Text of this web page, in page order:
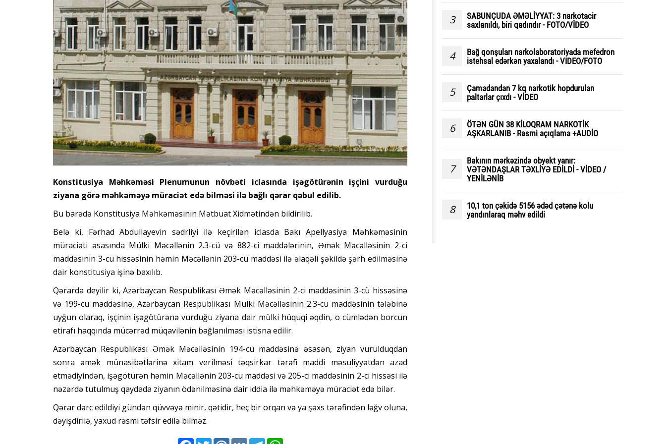
Konstitusiya Məhkəməsi Plenumunun növbəti iclasında işəgötürənin işçini vurduğu
ziyana görə məhkəməyə müraciət edə bilməsi ilə bağlı qərar qəbul edilib.
Bu barədə Konstitusiya Məhkəməsinin Mətbuat Xidmətindən bildirilib.
Belə ki, Fərhad Abdullayevin sədrliyi ilə keçirilən iclasda Bakı Apellyasiya Məhkəməsinin
müraciəti əsasında Mülki Məcəllənin 2.3-cü və 882-ci maddələrinin, Əmək Məcəlləsinin 2-ci
maddəsinin 3-cü hissəsinin həmin Məcəllənin 203-cü maddəsi ilə əlaqəli şəkildə şərh edilməsinə
dair konstitusiya işinə baxılıb.
Qərarda deyilir ki, Azərbaycan Respublikası Əmək Məcəlləsinin 2-ci maddəsinin 3-cü hissəsinə
və 199-cu maddəsinə, Azərbaycan Respublikası Mülki Məcəlləsinin 2.3-cü maddəsinin tələbinə
uyğun olaraq, işçinin işəgötürənə vurduğu ziyana dair mülki hüquqi əqdin, o cümlədən borcun
etirafı haqqında mücərrəd müqavilənin bağlanılması istisna edilir.
Azərbaycan Respublikası Əmək Məcəlləsinin 194-cü maddəsinə əsasən, ziyan vurulduqdan
sonra əmək münasibətlərinə xitam verilməsi təqsirkar tərəfi maddi məsuliyyətdən azad
etmədiyindən, işəgötürən həmin Məcəllənin 203-cü maddəsi və 205-ci maddəsinin 2-ci hissəsi ilə
nəzərdə tutulmuş qaydada ziyanın ödənilməsinə dair iddia ilə məhkəməyə müraciət edə bilər.
Qərar dərc edildiyi gündən qüvvəyə minir, qətidir, heç bir orqan və ya şəxs tərəfindən ləğv oluna,
dəyişdirilə, yaxud rəsmi təfsir edilə bilməz.
3
SABUNÇUDA ƏMƏLİYYAT: 3 narkotacir
saxlanıldı, biri qadındır - FOTO/VİDEO
4
Bağ qonşuları narkolaboratoriyada mefedron
istehsal edərkən yaxalandı - VIDEO/FOTO
5
Çamadandan 7 kq narkotik hopdurulan
paltarlar çıxdı - VİDEO
6
ÖTƏN GÜN 38 KİLOQRAM NARKOTİK
AŞKARLANIB - Rəsmi açıqlama +AUDİO
7
Bakının mərkəzində obyekt yanır:
VƏTƏNDAŞLAR TƏXLİYƏ EDİLDİ - VİDEO /
YENİLƏNİB
8
10,1 ton çəkidə 5156 ədəd çətənə kolu
yandırılaraq məhv edildi